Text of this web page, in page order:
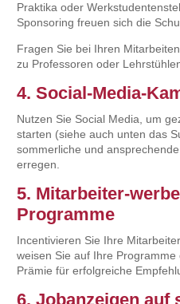
Praktika oder
Sponsoring freuen sich die
Fragen Sie bei Ihren
zu Professoren oder
4. Social-Media-
Nutzen Sie Social Media, um
starten (siehe auch unten das
sommerliche und
erregen.
5. Mitarbeiter-
Programme
Incentivieren Sie Ihre
weisen Sie auf Ihre
Prämie für erfolgreiche
6. Jobanzeigen auf